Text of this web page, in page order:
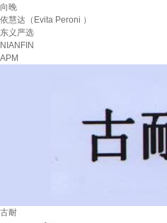
向晚
依慧达（Evita Peroni ）
东义严选
NIANFIN
APM
古耐